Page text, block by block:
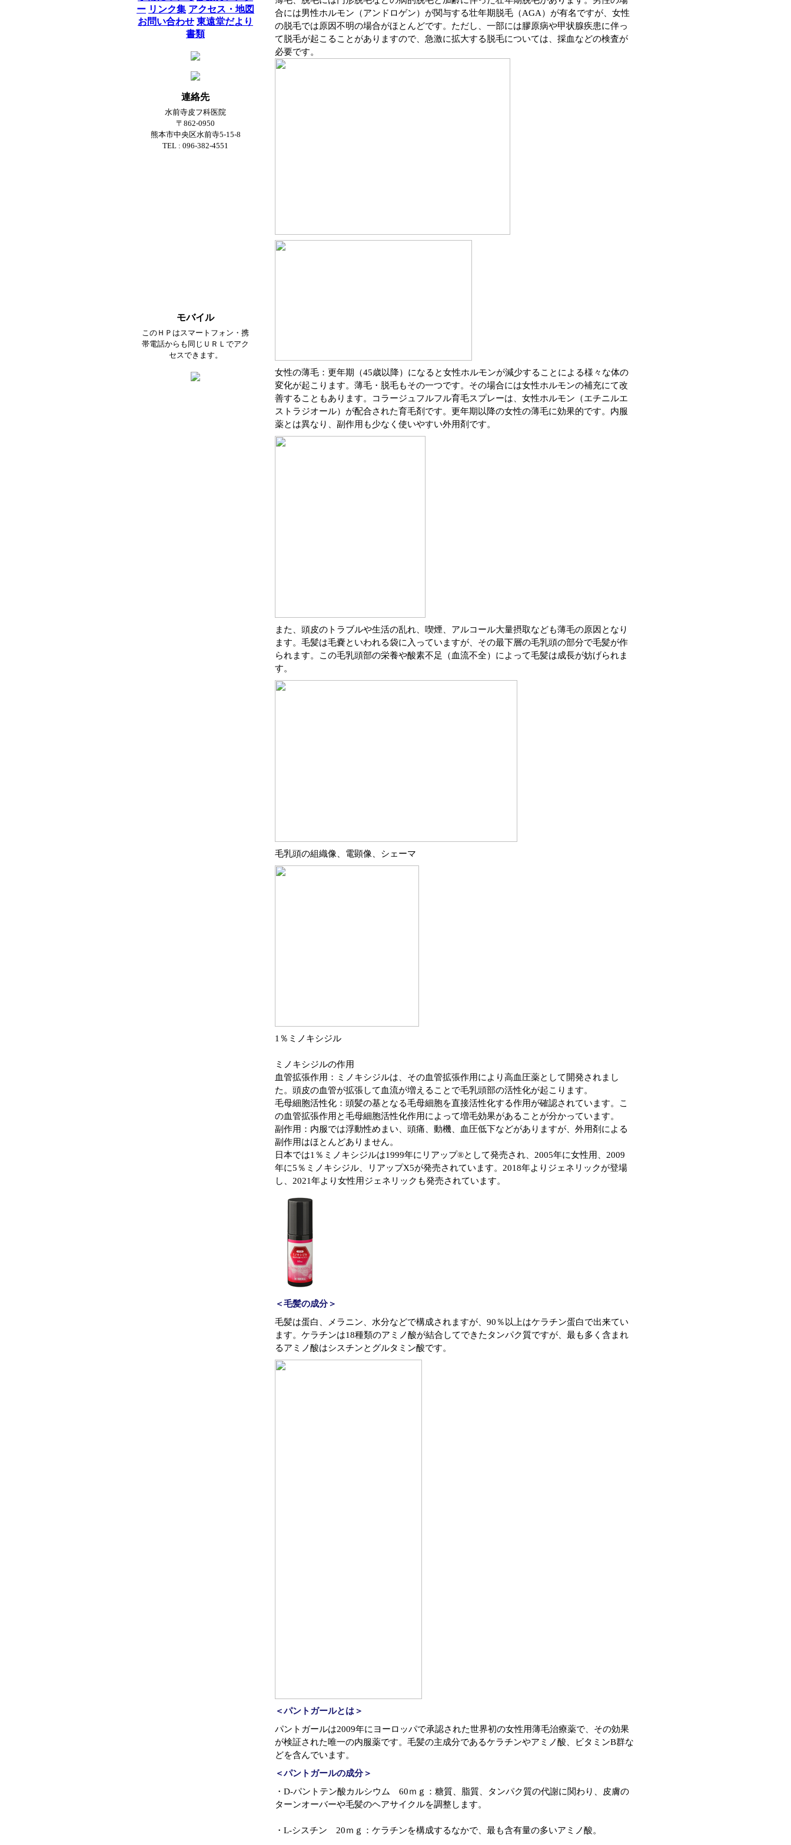
ー リンク集 アクセス・地図
お問い合わせ 東遠堂だより
書類
連絡先
水前寺皮フ科医院
〒862-0950
熊本市中央区水前寺5-15-8
TEL : 096-382-4551
モバイル
このＨＰはスマートフォン・携
帯電話からも同じＵＲＬでアク
セスできます。
合には男性ホルモン（アンドロゲン）が関与する壮年期脱毛（AGA）が有名ですが、女性
の脱毛では原因不明の場合がほとんどです。ただし、一部には膠原病や甲状腺疾患に伴っ
て脱毛が起こることがありますので、急激に拡大する脱毛については、採血などの検査が
必要です。
女性の薄毛：更年期（45歳以降）になると女性ホルモンが減少することによる様々な体の
変化が起こります。薄毛・脱毛もその一つです。その場合には女性ホルモンの補充にて改
善することもあります。コラージュフルフル育毛スプレーは、女性ホルモン（エチニルエ
ストラジオール）が配合された育毛剤です。更年期以降の女性の薄毛に効果的です。内服
薬とは異なり、副作用も少なく使いやすい外用剤です。
また、頭皮のトラブルや生活の乱れ、喫煙、アルコール大量摂取なども薄毛の原因となり
ます。毛髪は毛嚢といわれる袋に入っていますが、その最下層の毛乳頭の部分で毛髪が作
られます。この毛乳頭部の栄養や酸素不足（血流不全）によって毛髪は成長が妨げられま
す。
毛乳頭の組織像、電顕像、シェーマ
1％ミノキシジル
ミノキシジルの作用
血管拡張作用：ミノキシジルは、その血管拡張作用により高血圧薬として開発されまし
た。頭皮の血管が拡張して血流が増えることで毛乳頭部の活性化が起こります。
毛母細胞活性化：頭髪の基となる毛母細胞を直接活性化する作用が確認されています。こ
の血管拡張作用と毛母細胞活性化作用によって増毛効果があることが分かっています。
副作用：内服では浮動性めまい、頭痛、動機、血圧低下などがありますが、外用剤による
副作用はほとんどありません。
日本では1％ミノキシジルは1999年にリアップ®として発売され、2005年に女性用、2009
年に5％ミノキシジル、リアップX5が発売されています。2018年よりジェネリックが登場
し、2021年より女性用ジェネリックも発売されています。
＜毛髪の成分＞
毛髪は蛋白、メラニン、水分などで構成されますが、90％以上はケラチン蛋白で出来てい
ます。ケラチンは18種類のアミノ酸が結合してできたタンパク質ですが、最も多く含まれ
るアミノ酸はシスチンとグルタミン酸です。
＜パントガールとは＞
パントガールは2009年にヨーロッパで承認された世界初の女性用薄毛治療薬で、その効果
が検証された唯一の内服薬です。毛髪の主成分であるケラチンやアミノ酸、ビタミンB群な
どを含んでいます。
＜パントガールの成分＞
・D-パントテン酸カルシウム 60ｍｇ：糖質、脂質、タンパク質の代謝に関わり、皮膚の
ターンオーバーや毛髪のヘアサイクルを調整します。
・L-シスチン 20ｍｇ：ケラチンを構成するなかで、最も含有量の多いアミノ酸。